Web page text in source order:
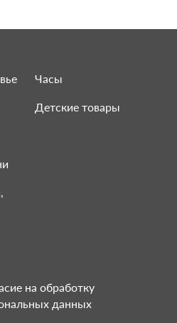
Часы
Детские товары
на обработку
данных